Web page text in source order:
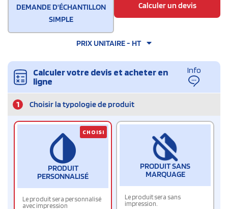
DEMANDE D'ÉCHANTILLON
SIMPLE
Calculer un devis
PRIX UNITAIRE - HT
Calculer votre devis et acheter en
ligne
Info
1 Choisir la typologie de produit
PRODUIT
PERSONNALISÉ
Le produit sera personnalisé
avec impression
CHOISI
PRODUIT SANS
MARQUAGE
Le produit sera sans
impression.